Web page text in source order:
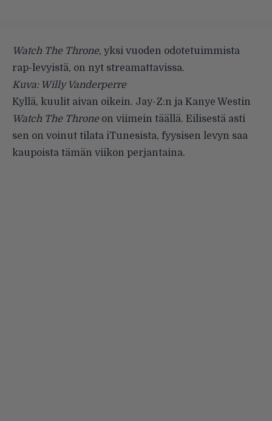
Watch The Throne, yksi vuoden odotetuimmista
rap-levyistä, on nyt streamattavissa.
Kuva: Willy Vanderperre
Kyllä, kuulit aivan oikein. Jay-Z:n ja Kanye Westin
Watch The Throneon viimein täällä. Eilisestä asti
sen on voinut tilata iTunesista, fyysisen levyn saa
kaupoista tämän viikon perjantaina.